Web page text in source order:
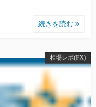
続きを読む
相場レポ(FX)